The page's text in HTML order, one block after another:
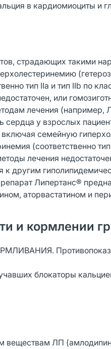
в кардиомиоциты и
страдающих такими
тип IIa и тип IIb по
или
лечения
сердца у взрослых
семейную
(соответственно
лечения
к другим
Липертанс®
аторвастатином и
и кормлении
Противопоказан
блокаторы
ЛП